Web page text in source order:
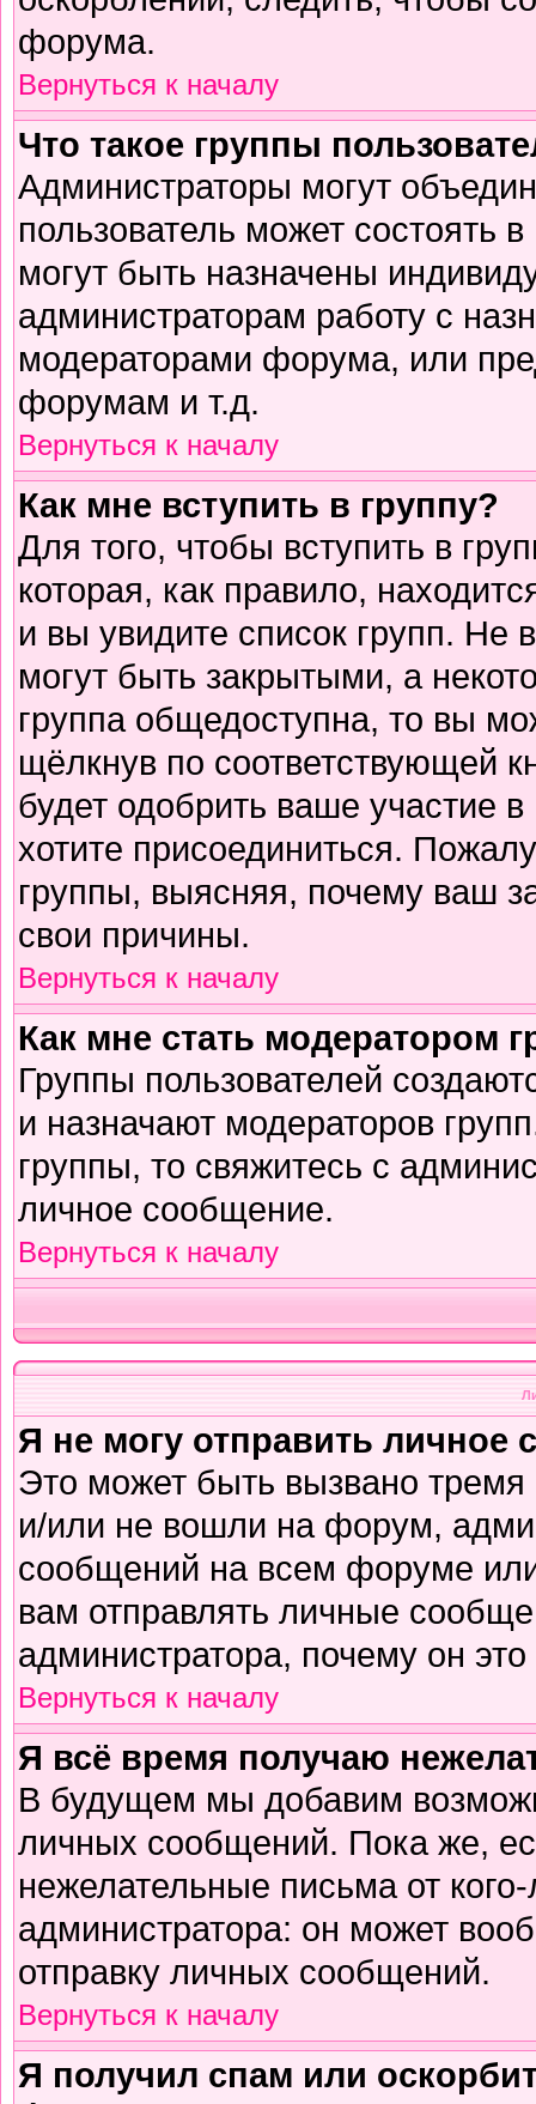
форума.
Вернуться к началу
Что такое группы
Администраторы могут
пользователь может состоять
могут быть назначены
администраторам работу с
модераторами форума, или
форумам и т.д.
Вернуться к началу
Как мне вступить в группу?
Для того, чтобы вступить в
которая, как правило,
и вы увидите список групп. Не
могут быть закрытыми, а
группа общедоступна, то вы
щёлкнув по соответствующей
будет одобрить ваше участие
хотите присоединиться.
группы, выясняя, почему ваш
свои причины.
Вернуться к началу
Как мне стать модератором
Группы пользователей
и назначают модераторов
группы, то свяжитесь с
личное сообщение.
Вернуться к началу
Я не могу отправить личное
Это может быть вызвано
и/или не вошли на форум,
сообщений на всем форуме
вам отправлять личные
администратора, почему он
Вернуться к началу
Я всё время получаю
В будущем мы добавим
личных сообщений. Пока же,
нежелательные письма от
администратора: он может
отправку личных сообщений.
Вернуться к началу
Я получил спам или